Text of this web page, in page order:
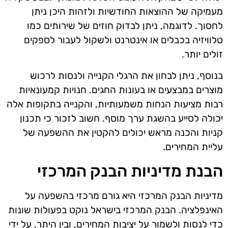
מעמיקה של ההוצאות החודשיות ולזהות היכן ניתן
לחסוך. לדוגמה, ניתן לבדוק חוזים של שירותים כמו
טלוויזיה בכבלים או אינטרנט ולשקול לעבור לספקים
זולים יותר.
בנוסף, ניתן לבחון את הרגלי הקנייה ולנסות לרכוש
מוצרים במבצעים או בעונות החגים. חנויות קמעונאיות
רבות מציעות הנחות משמעותיות, והקנייה בתקופות אלה
יכולה לסייע בהשגת ערך מוסף. חשוב לזכור כי תכנון
קניות והכנה מראש יכולים להקטין את ההשפעה של
עליית המחירים.
הבנת מדיניות הבנק המרכזי
מדיניות הבנק המרכזי היא גורם מרכזי בהשפעה על
האינפלציה. הבנק המרכזי בישראל נוקט בפעולות שונות
כדי לנסות ולשמור על יציבות המחירים, ובין היתר, על ידי